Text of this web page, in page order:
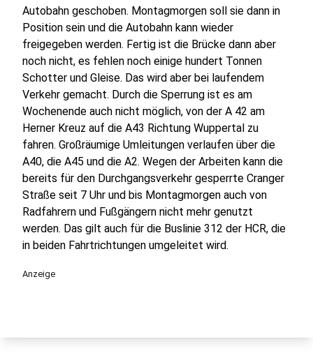
Autobahn geschoben. Montagmorgen soll sie dann in
Position sein und die Autobahn kann wieder
freigegeben werden. Fertig ist die Brücke dann aber
noch nicht, es fehlen noch einige hundert Tonnen
Schotter und Gleise. Das wird aber bei laufendem
Verkehr gemacht. Durch die Sperrung ist es am
Wochenende auch nicht möglich, von der A 42 am
Herner Kreuz auf die A43 Richtung Wuppertal zu
fahren. Großräumige Umleitungen verlaufen über die
A40, die A45 und die A2. Wegen der Arbeiten kann die
bereits für den Durchgangsverkehr gesperrte Cranger
Straße seit 7 Uhr und bis Montagmorgen auch von
Radfahrern und Fußgängern nicht mehr genutzt
werden. Das gilt auch für die Buslinie 312 der HCR, die
in beiden Fahrtrichtungen umgeleitet wird.
Anzeige